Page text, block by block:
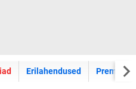
Erilahendused Premium